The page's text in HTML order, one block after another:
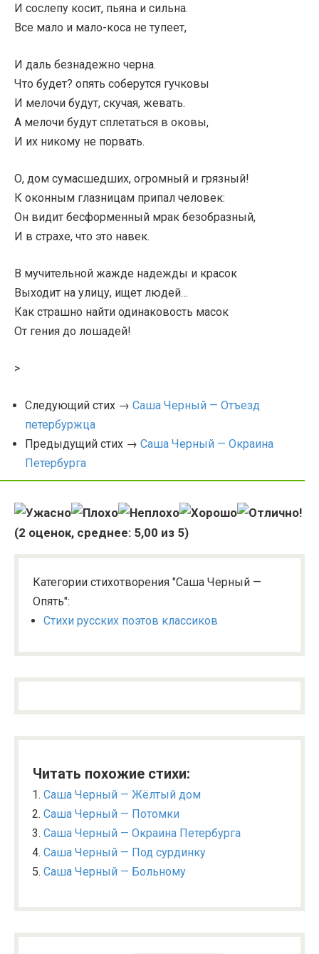
И сослепу косит, пьяна и сильна.
Все мало и мало-коса не тупеет,
И даль безнадежно черна.
Что будет? опять соберутся гучковы
И мелочи будут, скучая, жевать.
А мелочи будут сплетаться в оковы,
И их никому не порвать.
О, дом сумасшедших, огромный и грязный!
К оконным глазницам припал человек:
Он видит бесформенный мрак безобразный,
И в страхе, что это навек.
В мучительной жажде надежды и красок
Выходит на улицу, ищет людей…
Как страшно найти одинаковость масок
От гения до лошадей!
>
Следующий стих → Саша Черный — Отъезд
петербуржца
Предыдущий стих → Саша Черный — Окраина
Петербурга
(2 оценок, среднее: 5,00 из 5)
Категории стихотворения "Саша Черный —
Опять":
Стихи русских поэтов классиков
Читать похожие стихи:
Саша Черный — Жёлтый дом
Саша Черный — Потомки
Саша Черный — Окраина Петербурга
Саша Черный — Под сурдинку
Саша Черный — Больному